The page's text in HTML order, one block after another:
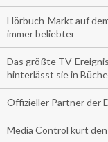
Hörbuch-Markt auf
immer beliebter
Das größte TV-
hinterlässt sie in
Offizieller Partner der
Media Control kürt